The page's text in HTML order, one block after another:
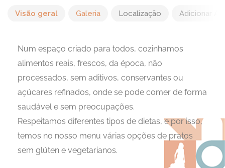
Visão geral Galeria Localização Adicionar
Num espaço criado para todos, cozinhamos
alimentos reais, frescos, da época, não
processados, sem aditivos, conservantes ou
açúcares refinados, onde se pode comer de forma
saudável e sem preocupações.
Respeitamos diferentes tipos de dietas, e por isso,
temos no nosso menu várias opções de pratos
sem glúten e vegetarianos.